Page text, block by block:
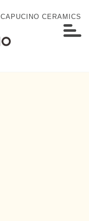
CAPUCINO CERAMICS